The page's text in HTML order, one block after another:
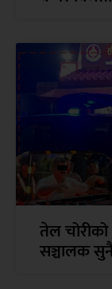
तेल चोरीको
सञ्चालक